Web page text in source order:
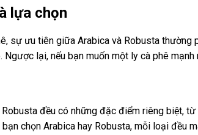
lựa chọn
sự ưu tiên giữa Arabica và Robusta thường
Ngược lại, nếu bạn muốn một ly cà phê
Robusta đều có những đặc điểm riêng biệt,
bạn chọn Arabica hay Robusta, mỗi loại đều